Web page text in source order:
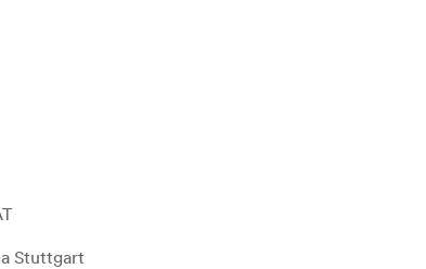
Stuttgart